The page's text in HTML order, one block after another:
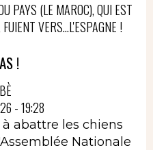
PAYS (LE MAROC), QUI EST
VERS...L'ESPAGNE !
!
- 19:28
abattre les chiens
Nationale